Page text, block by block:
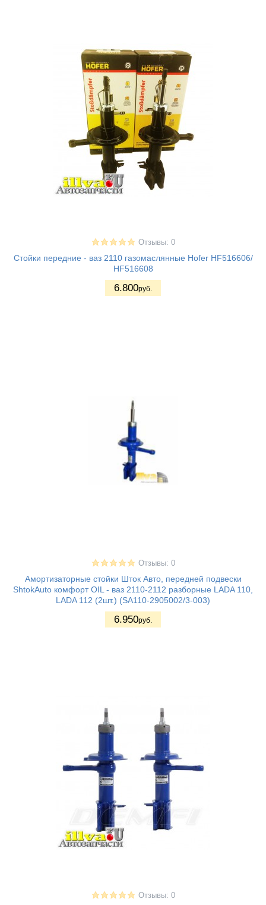
Отзывы: 0
Стойки передние - ваз 2110 газомаслянные Hofer HF516606/
HF516608
6.800руб.
Отзывы: 0
Амортизаторные стойки Шток Авто, передней подвески
ShtokAuto комфорт OIL - ваз 2110-2112 разборные LADA 110,
LADA 112 (2шт.) (SA110-2905002/3-003)
6.950руб.
Отзывы: 0